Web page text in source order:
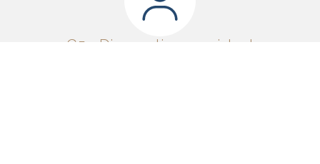
G5 - Diagnostic sur existant